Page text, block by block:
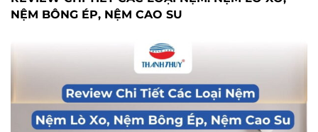
NỆM BÔNG ÉP, NỆM CAO SU